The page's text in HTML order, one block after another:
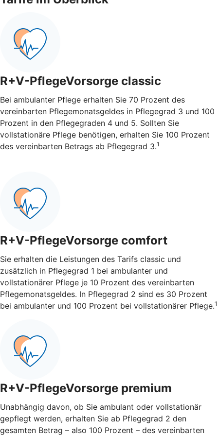
R+V-PflegeVorsorge classic
Bei ambulanter Pflege erhalten Sie 70 Prozent des
vereinbarten Pflegemonatsgeldes in Pflegegrad 3 und 100
Prozent in den Pflegegraden 4 und 5. Sollten Sie
vollstationäre Pflege benötigen, erhalten Sie 100 Prozent
des vereinbarten Betrags ab Pflegegrad 3.1
R+V-PflegeVorsorge comfort
Sie erhalten die Leistungen des Tarifs classic und
zusätzlich in Pflegegrad 1 bei ambulanter und
vollstationärer Pflege je 10 Prozent des vereinbarten
Pflegemonatsgeldes. In Pflegegrad 2 sind es 30 Prozent
bei ambulanter und 100 Prozent bei vollstationärer Pflege.1
R+V-PflegeVorsorge premium
Unabhängig davon, ob Sie ambulant oder vollstationär
gepflegt werden, erhalten Sie ab Pflegegrad 2 den
gesamten Betrag – also 100 Prozent – des vereinbarten